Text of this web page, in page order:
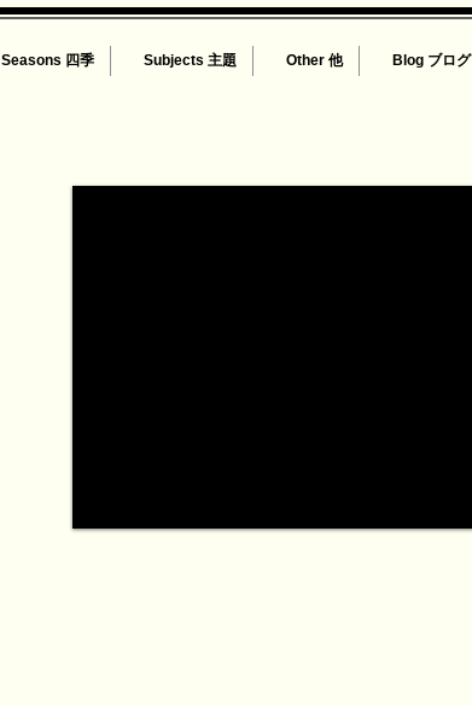
Seasons 四季 Subjects 主題 Other 他 Blog ブログ